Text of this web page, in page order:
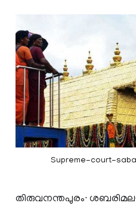
Supreme-court-
തിരുവനന്തപുരം∙